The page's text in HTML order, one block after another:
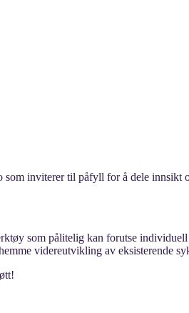
som inviterer til påfyll for å dele innsikt
som pålitelig kan forutse
videreutvikling av eksisterende